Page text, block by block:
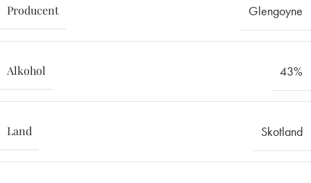
Producent Glengoyne
Alkohol 43%
Land Skotland